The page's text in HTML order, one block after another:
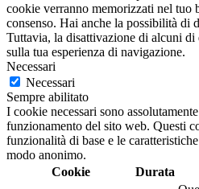
cookie verranno memorizzati nel tuo
consenso. Hai anche la possibilità di
Tuttavia, la disattivazione di alcuni
sulla tua esperienza di navigazione.
Necessari
Necessari
Sempre abilitato
I cookie necessari sono
funzionamento del sito web. Questi
funzionalità di base e le
modo anonimo.
Cookie
Durata